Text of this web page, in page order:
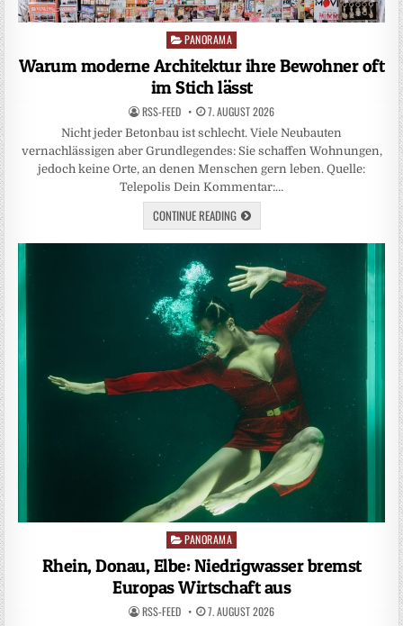
Posted
PANORAMA
Warum moderne Architektur ihre Bewohner oft
im Stich lässt
RSS-FEED 7. AUGUST 2026
Nicht jeder Betonbau ist schlecht. Viele Neubauten
vernachlässigen aber Grundlegendes: Sie schaffen Wohnungen,
jedoch keine Orte, an denen Menschen gern leben. Quelle:
Telepolis Dein Kommentar:…
CONTINUE READING
Posted
in
PANORAMA
Rhein, Donau, Elbe: Niedrigwasser bremst
Europas Wirtschaft aus
RSS-FEED 7. AUGUST 2026